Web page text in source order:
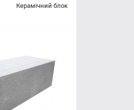
Керамічний блок